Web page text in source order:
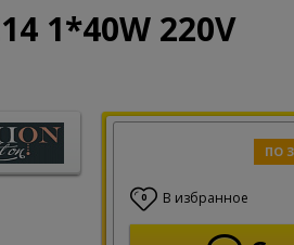
1*40W 220V
ПО
0 В избранное